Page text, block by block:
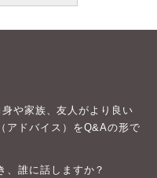
や家族、友人がより良い
アドバイス）をQ&Aの形で
、誰に話しますか？